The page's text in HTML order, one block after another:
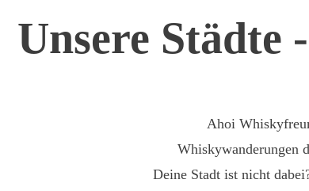
Unsere
Ahoi
Whiskywanderungen
Deine Stadt ist nicht